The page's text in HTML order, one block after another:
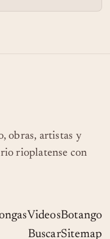
obras, artistas y
rioplatense con
VideosBotango
BuscarSitemap